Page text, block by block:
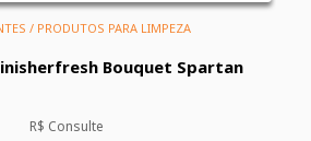
/ PRODUTOS PARA LIMPEZA
Bouquet Spartan
R$ Consulte